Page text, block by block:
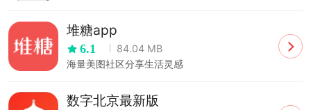
堆糖app
6.1
84.04 MB
海量美图社区分享生活灵感
数字北京最新版